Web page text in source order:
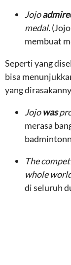
Jojo
medal.
membuat
Seperti yang
bisa
yang
Jojowas
merasa
The
whole
di seluruh